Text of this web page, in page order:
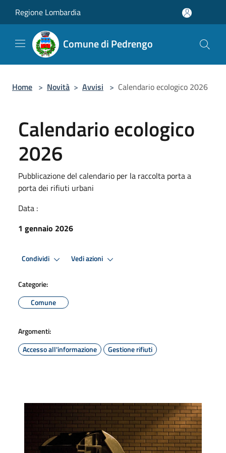
Regione Lombardia
Comune di Pedrengo
Home > Novità > Avvisi > Calendario ecologico 2026
Calendario ecologico
2026
Pubblicazione del calendario per la raccolta porta a
porta dei rifiuti urbani
Data :
1 gennaio 2026
Condividi Vedi azioni
Categorie:
Comune
Argomenti:
Accesso all'informazione
Gestione rifiuti